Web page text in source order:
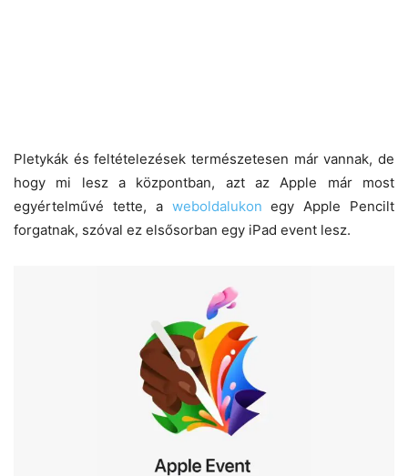
Pletykák és feltételezések természetesen már vannak, de
hogy mi lesz a központban, azt az Apple már most
egyértelművé tette, a weboldalukon egy Apple Pencilt
forgatnak, szóval ez elsősorban egy iPad event lesz.